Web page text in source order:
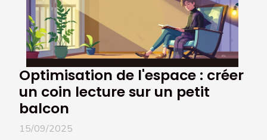
Optimisation de l'espace : créer
un coin lecture sur un petit
balcon
15/09/2025